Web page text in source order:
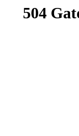
504